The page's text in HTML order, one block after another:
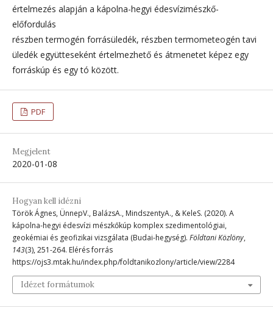
értelmezés alapján a kápolna-hegyi édesvízimészkő-
előfordulás
részben termogén forrásüledék, részben termometeogén tavi
üledék együtteseként értelmezhető és átmenetet képez egy
forráskúp és egy tó között.
PDF
Megjelent
2020-01-08
Hogyan kell idézni
Török Ágnes, ÜnnepV., BalázsA., MindszentyA., & KeleS. (2020). A
kápolna-hegyi édesvízi mészkőkúp komplex szedimentológiai,
geokémiai és geofizikai vizsgálata (Budai-hegység). Földtani Közlöny,
143(3), 251-264. Elérés forrás
https://ojs3.mtak.hu/index.php/foldtanikozlony/article/view/2284
Idézet formátumok